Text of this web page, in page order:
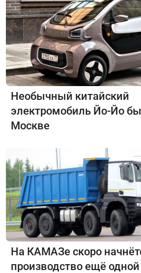
Необычный китайский
электромобиль Йо-Йо
Москве
На КАМАЗе скоро
производство ещё